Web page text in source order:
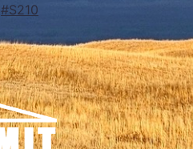
#S210